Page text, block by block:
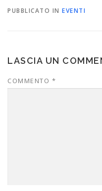
PUBBLICATO IN EVENTI
LASCIA UN
COMMENTO *